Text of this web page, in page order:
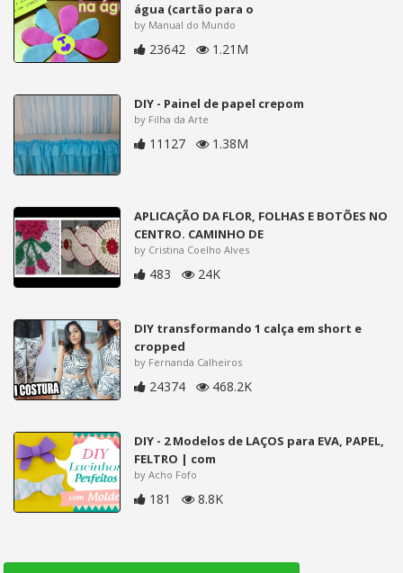
água (cartão para o
by Manual do Mundo
23642 1.21M
DIY - Painel de papel crepom
by Filha da Arte
11127 1.38M
APLICAÇÃO DA FLOR, FOLHAS E BOTÕES NO
CENTRO. CAMINHO DE
by Cristina Coelho Alves
483 24K
DIY transformando 1 calça em short e
cropped
by Fernanda Calheiros
24374 468.2K
DIY - 2 Modelos de LAÇOS para EVA, PAPEL,
FELTRO | com
by Acho Fofo
181 8.8K